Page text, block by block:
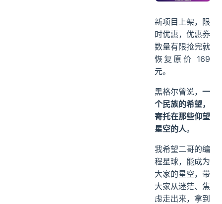
新项目上架，限
时优惠，优惠券
数量有限抢完就
恢复原价 169
元。
黑格尔曾说， 一
个民族的希望，
寄托在那些仰望
星空的人。
我希望二哥的编
程星球，能成为
大家的星空，带
大家从迷茫、焦
虑走出来，拿到